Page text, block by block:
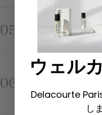
05
濃度と配合
オードト
シヤージ
06
濃度と配合
香水の濃
レ・オー
クストレ
ウェル
Delacourte
し